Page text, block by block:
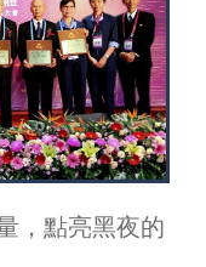
，點亮黑夜的